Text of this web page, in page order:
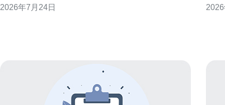
持续优化的实操性建议，兼顾香港到中国大陆及东南
2026年7月24日
页面